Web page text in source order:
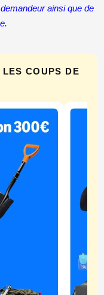
ainsi que de
LES COUPS DE